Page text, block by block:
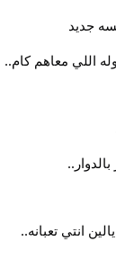
جديد
اللي معاهم كام..
انتي تعبانه..